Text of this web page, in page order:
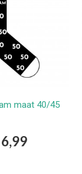
Bestellen
maat 40/45